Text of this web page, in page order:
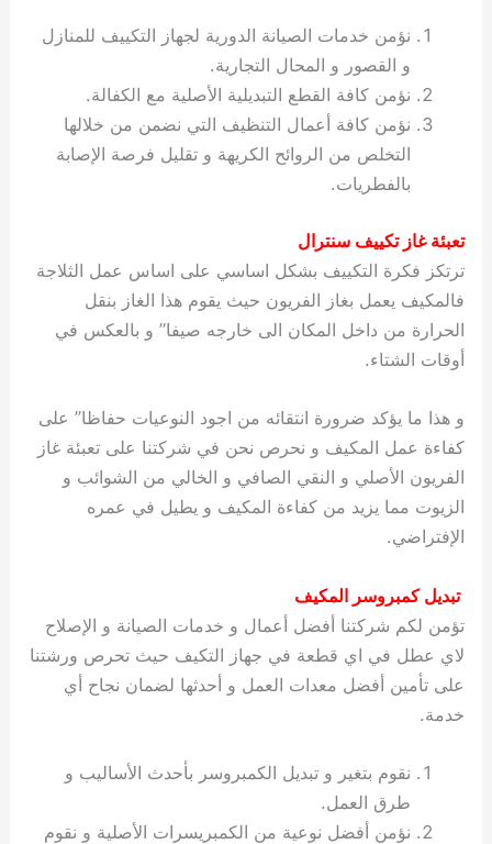
نؤمن خدمات الصيانة الدورية لجهاز التكييف للمنازل
و القصور و المحال التجارية.
نؤمن كافة القطع التبديلية الأصلية مع الكفالة.
نؤمن كافة أعمال التنظيف التي نضمن من خلالها
التخلص من الروائح الكريهة و تقليل فرصة الإصابة
بالفطريات.
تعبئة غاز تكييف سنترال
ترتكز فكرة التكييف بشكل اساسي على اساس عمل الثلاجة
فالمكيف يعمل بغاز الفريون حيث يقوم هذا الغاز بنقل
الحرارة من داخل المكان الى خارجه صيفا” و بالعكس في
أوقات الشتاء.
و هذا ما يؤكد ضرورة انتقائه من اجود النوعيات حفاظا” على
كفاءة عمل المكيف و نحرص نحن في شركتنا على تعبئة غاز
الفريون الأصلي و النقي الصافي و الخالي من الشوائب و
الزيوت مما يزيد من كفاءة المكيف و يطيل في عمره
الإفتراضي.
تبديل كمبروسر المكيف
تؤمن لكم شركتنا أفضل أعمال و خدمات الصيانة و الإصلاح
لاي عطل في اي قطعة في جهاز التكيف حيث تحرص ورشتنا
على تأمين أفضل معدات العمل و أحدثها لضمان نجاح أي
خدمة.
نقوم بتغير و تبديل الكمبروسر بأحدث الأساليب و
طرق العمل.
نؤمن أفضل نوعية من الكمبريسرات الأصلية و نقوم